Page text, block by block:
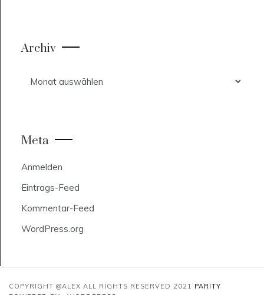
Archiv
Meta
Anmelden
Eintrags-Feed
Kommentar-Feed
WordPress.org
COPYRIGHT @ALEX ALL RIGHTS RESERVED 2021 PARITY